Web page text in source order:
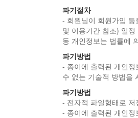
파기절차
- 회원님이 회원가입
및 이용기간 참조) 일
동 개인정보는 법률에
파기방법
- 종이에 출력된 개인
수 없는 기술적 방법을
파기방법
- 전자적 파일형태로
- 종이에 출력된 개인